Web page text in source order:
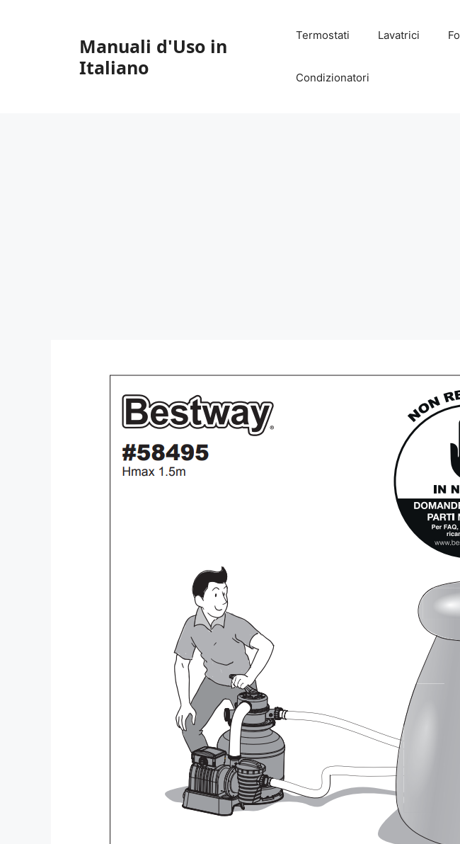
Manuali d'Uso in
Italiano
Termostati Lavatrici
Condizionatori